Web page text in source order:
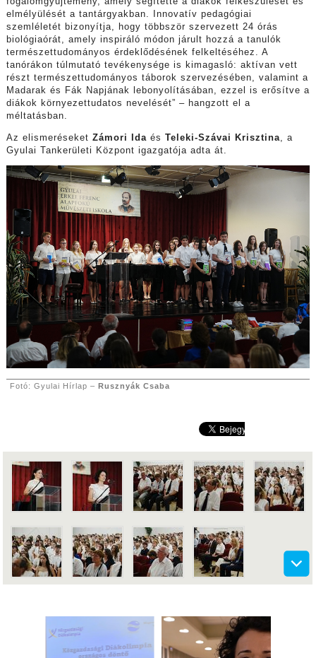
elmélyülését a tantárgyakban. Innovatív pedagógiai
szemléletét bizonyítja, hogy többször szervezett 24 órás
biológiaórát, amely inspiráló módon járult hozzá a tanulók
természettudományos érdeklődésének felkeltéséhez. A
tanórákon túlmutató tevékenysége is kimagasló: aktívan vett
részt természettudományos táborok szervezésében, valamint a
Madarak és Fák Napjának lebonyolításában, ezzel is erősítve a
diákok környezettudatos nevelését” – hangzott el a
méltatásban.
Az elismeréseket Zámori Ida és Teleki-Szávai Krisztina , a
Gyulai Tankerületi Központ igazgatója adta át.
Fotó: Gyulai Hírlap – Rusznyák Csaba